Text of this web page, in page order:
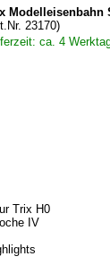
Modelleisenbahn
23170)
ca. 4
Trix H0
IV